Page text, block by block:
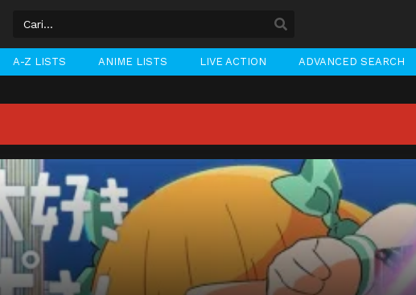
A-Z LISTS ANIME LISTS LIVE ACTION ADVANCED SEARCH